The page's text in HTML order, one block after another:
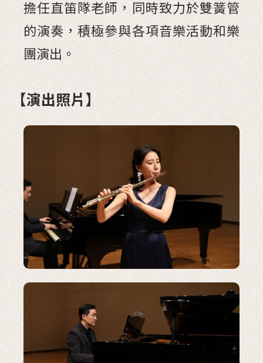
擔任直笛隊老師，同時致力於雙簧管
的演奏，積極參與各項音樂活動和樂
團演出。
【演出照片】